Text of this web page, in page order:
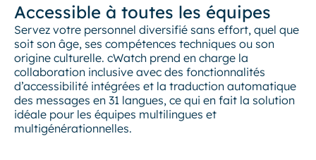
Accessible à toutes les équipes
Servez votre personnel diversifié sans effort, quel que
soit son âge, ses compétences techniques ou son
origine culturelle. cWatch prend en charge la
collaboration inclusive avec des fonctionnalités
d’accessibilité intégrées et la traduction automatique
des messages en 31 langues, ce qui en fait la solution
idéale pour les équipes multilingues et
multigénérationnelles.